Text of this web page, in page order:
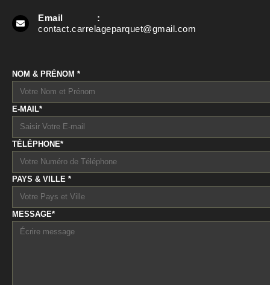
Email :
contact.carrelageparquet@gmail.com
NOM & PRÉNOM *
E-MAIL*
TÉLÉPHONE*
PAYS & VILLE *
MESSAGE*